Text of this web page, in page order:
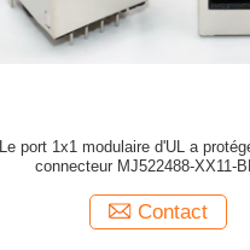
Le port 1x1 modulaire d'UL a
connecteur MJ522488-XX11-
Contact